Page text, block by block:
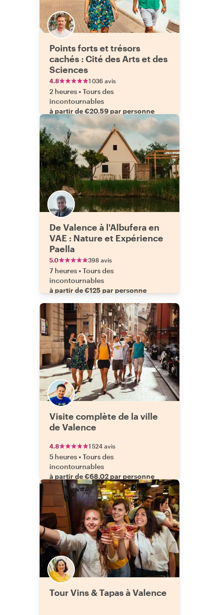
Points forts et trésors
cachés : Cité des Arts et des
Sciences
4.8 1 036 avis
2 heures•Tours des
incontournables
à partir de €20.59 par personne
De Valence à l'Albufera en
VAE : Nature et Expérience
Paella
5.0 398 avis
7 heures•Tours des
incontournables
à partir de €125 par personne
Visite complète de la ville
de Valence
4.8 1 524 avis
5 heures•Tours des
incontournables
à partir de €68.02 par personne
Tour Vins & Tapas à Valence